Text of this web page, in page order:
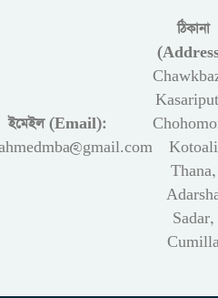
ইমেইল (Email):
ঠিকানা
Kotoali
Thana,
Sadar,